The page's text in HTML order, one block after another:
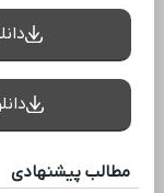
مطالب پیشنهادی